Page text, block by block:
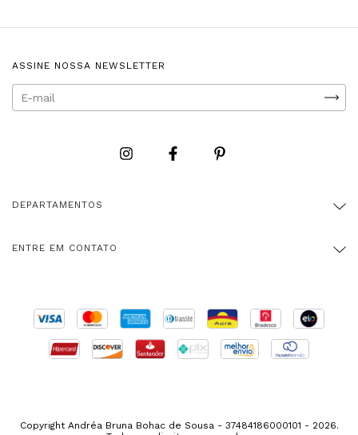
ASSINE NOSSA NEWSLETTER
DEPARTAMENTOS
ENTRE EM CONTATO
Copyright Andréa Bruna Bohac de Sousa - 37484186000101 - 2026.